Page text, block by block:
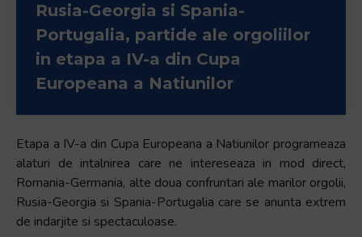
Rusia-Georgia si Spania-
Portugalia, partide ale orgoliilor
in etapa a IV-a din Cupa
Europeana a Natiunilor
Etapa a IV-a din Cupa Europeana a Natiunilor programeaza
alaturi de intalnirea care ne intereseaza in mod direct,
Romania-Germania, alte doua confruntari ale marilor orgolii,
Rusia-Georgia si Spania-Portugalia care se anunta extrem
de indarjite si spectaculoase.